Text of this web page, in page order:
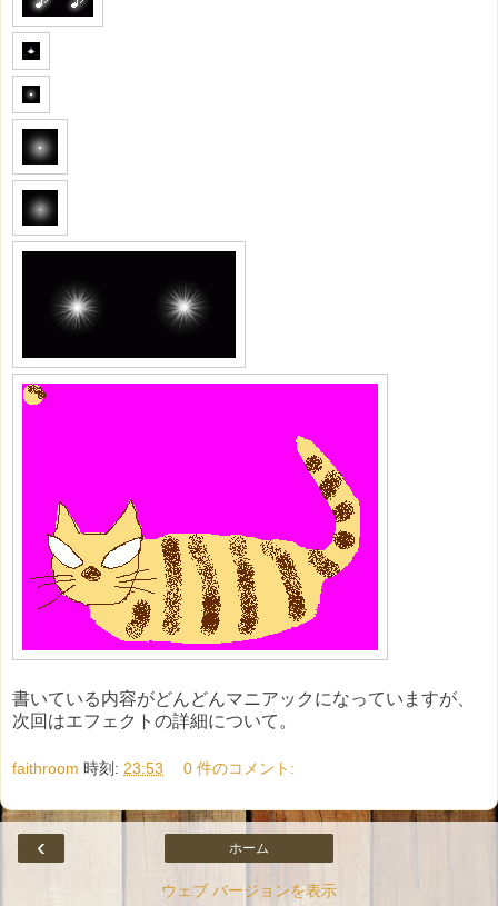
書いている内容がどんどんマニアックになっていますが、
次回はエフェクトの詳細について。
faithroom 時刻: 23:53 0 件のコメント:
‹ ホーム
ウェブ バージョンを表示